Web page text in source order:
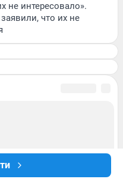
не интересовало».
что их не